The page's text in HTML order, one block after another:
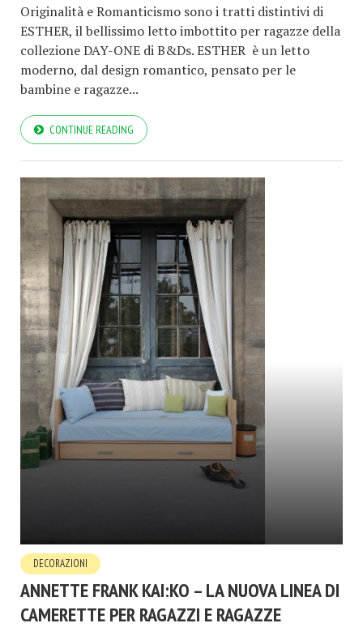
Originalità e Romanticismo sono i tratti distintivi di
ESTHER, il bellissimo letto imbottito per ragazze della
collezione DAY-ONE di B&Ds. ESTHER è un letto
moderno, dal design romantico, pensato per le
bambine e ragazze...
CONTINUE READING
DECORAZIONI
ANNETTE FRANK KAI:KO – LA NUOVA LINEA DI
CAMERETTE PER RAGAZZI E RAGAZZE